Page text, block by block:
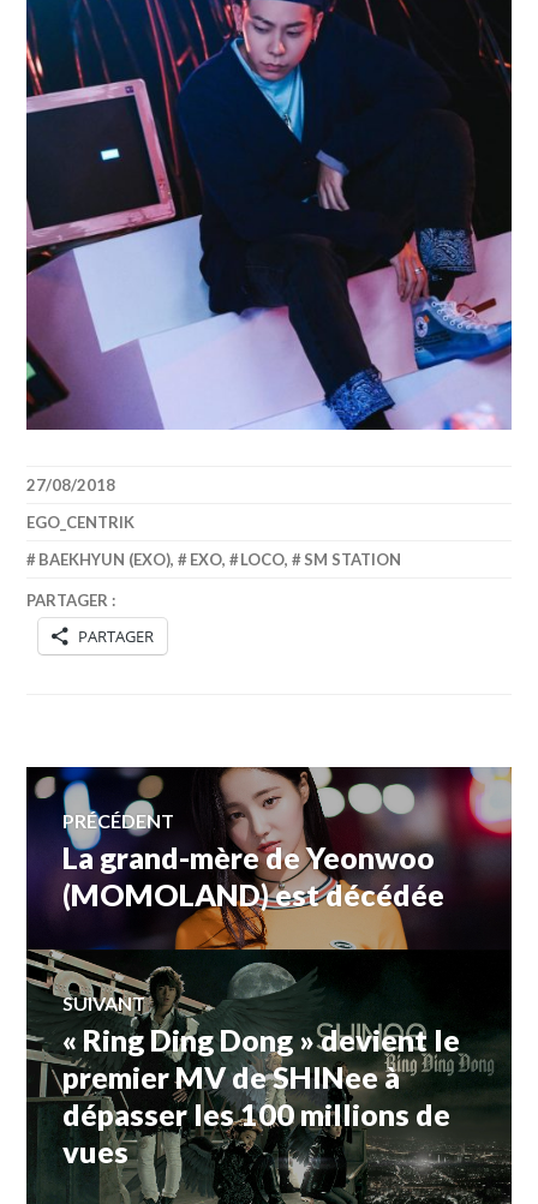
27/08/2018
EGO_CENTRIK
BAEKHYUN (EXO), EXO, LOCO, SM STATION
PARTAGER :
PARTAGER
Navigation
de
l’article
PRÉCÉDENT
Article
précédent :
La grand-mère de Yeonwoo
(MOMOLAND) est décédée
SUIVANT
Article
Suivant:
« Ring Ding Dong » devient le
premier MV de SHINee à
dépasser les 100 millions de
vues